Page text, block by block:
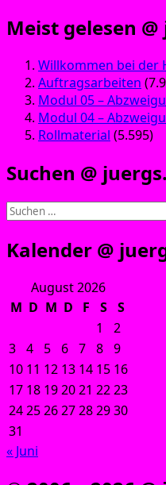
Meist gelesen
Willkommen bei der
Auftragsarbeiten
Modul 05 –
Modul 04 –
Rollmaterial (5.595)
Suchen @
Suchen
Kalender @
August 2026
M D M D F S
S
1
2
3 4 5 6 7 8 9
10 11 12 13 14 15 16
17 18 192021 2223
24252627282930
31
« Juni